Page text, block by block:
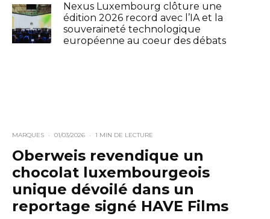
Nexus Luxembourg clôture une
édition 2026 record avec l’IA et la
souveraineté technologique
européenne au coeur des débats
MARQUES · 01/03/2026 · 1 MIN DE LECTURE
Oberweis revendique un
chocolat luxembourgeois
unique dévoilé dans un
reportage signé HAVE Films